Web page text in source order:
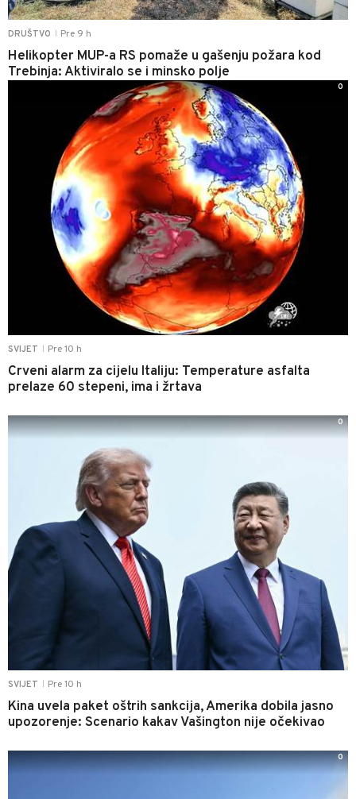
DRUŠTVO Pre 9 h
Helikopter MUP-a RS pomaže u gašenju požara kod
Trebinja: Aktiviralo se i minsko polje
SVIJET Pre 10 h
Crveni alarm za cijelu Italiju: Temperature asfalta
prelaze 60 stepeni, ima i žrtava
0
SVIJET Pre 10 h
Kina uvela paket oštrih sankcija, Amerika dobila jasno
upozorenje: Scenario kakav Vašington nije očekivao
0
0